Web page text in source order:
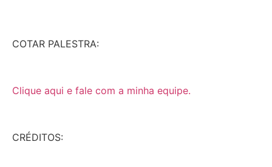
COTAR PALESTRA:
Clique aqui e fale com a minha equipe.
CRÉDITOS: